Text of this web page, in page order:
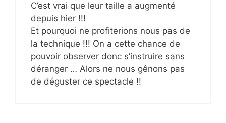
C’est vrai que leur taille a augmenté
depuis hier !!!
Et pourquoi ne profiterions nous pas de
la technique !!! On a cette chance de
pouvoir observer donc s’instruire sans
déranger … Alors ne nous gênons pas
de déguster ce spectacle !!